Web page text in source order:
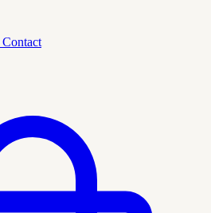
Contact